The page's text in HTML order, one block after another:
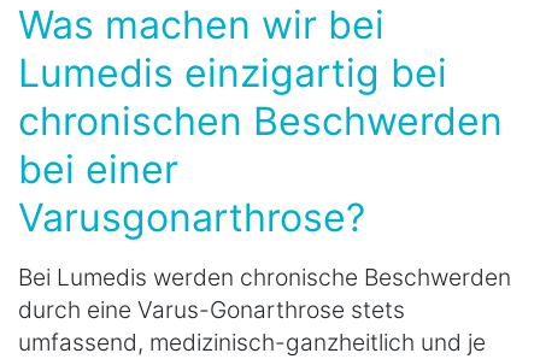
Was machen wir bei
Lumedis einzigartig bei
chronischen Beschwerden
bei einer
Varusgonarthrose?
Bei Lumedis werden chronische Beschwerden
durch eine Varus-Gonarthrose stets
umfassend, medizinisch-ganzheitlich und je